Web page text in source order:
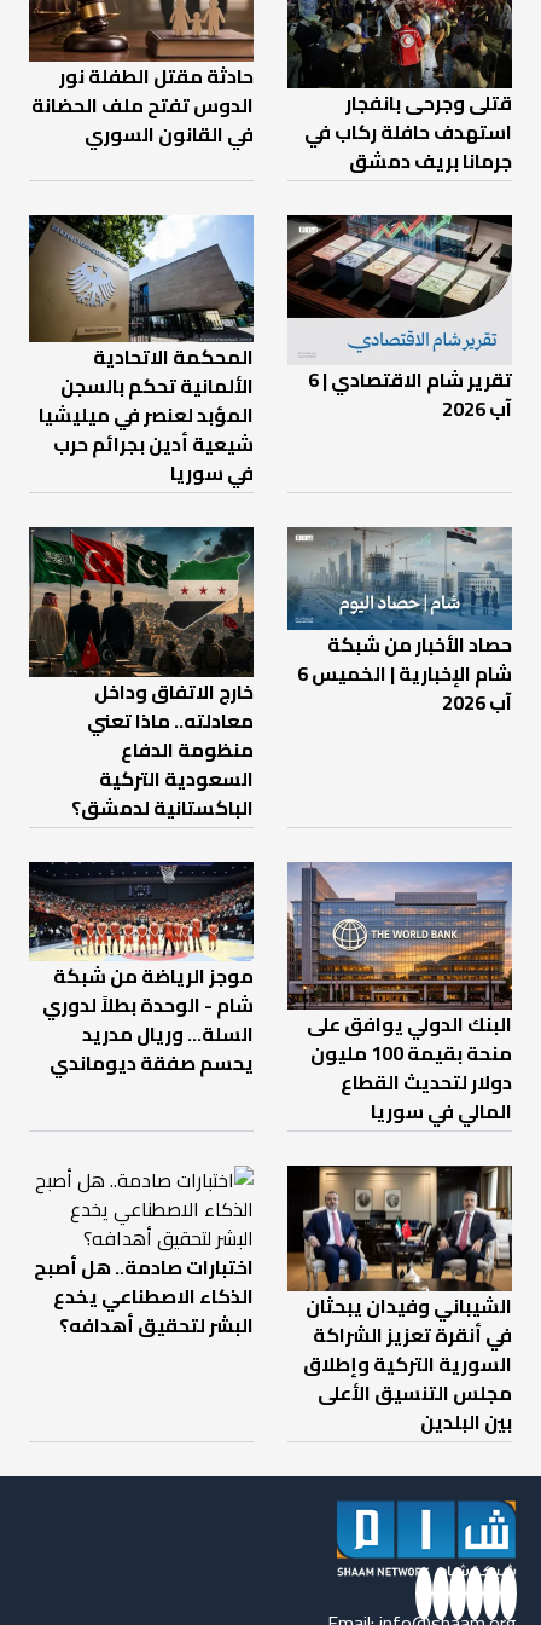
قتلى وجرحى بانفجار
استهدف حافلة ركاب في
جرمانا بريف دمشق
حادثة مقتل الطفلة نور
الدوس تفتح ملف الحضانة
في القانون السوري
تقرير شام الاقتصادي | 6
آب 2026
المحكمة الاتحادية
الألمانية تحكم بالسجن
المؤبد لعنصر في ميليشيا
شيعية أدين بجرائم حرب
في سوريا
حصاد الأخبار من شبكة
شام الإخبارية | الخميس 6
آب 2026
خارج الاتفاق وداخل
معادلته.. ماذا تعني
منظومة الدفاع
السعودية التركية
الباكستانية لدمشق؟
البنك الدولي يوافق على
منحة بقيمة 100 مليون
دولار لتحديث القطاع
المالي في سوريا
موجز الرياضة من شبكة
شام - الوحدة بطلاً لدوري
السلة... وريال مدريد
يحسم صفقة ديوماندي
الشيباني وفيدان يبحثان
في أنقرة تعزيز الشراكة
السورية التركية وإطلاق
مجلس التنسيق الأعلى
بين البلدين
اختبارات صادمة.. هل أصبح
الذكاء الاصطناعي يخدع
البشر لتحقيق أهدافه؟